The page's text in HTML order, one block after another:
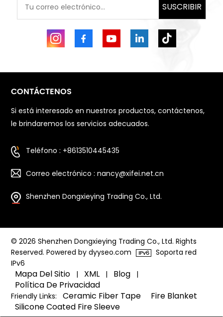
SUSCRIBIR
CONTÁCTENOS
Si está interesado en nuestros productos, contáctenos,
le brindaremos los servicios adecuados.
Teléfono : +8613510445435
Correo electrónico : nancy@xifei.net.cn
Shenzhen Dongxieying Trading Co., Ltd.
© 2026 Shenzhen Dongxieying Trading Co., Ltd. Rights
Reserved. Powered by dyyseo.com
Soporta red
IPv6
Mapa Del Sitio | XML | Blog |
Política De Privacidad
Friendly Links: Ceramic Fiber Tape
Fire Blanket
Silicone Coated Fire Sleeve